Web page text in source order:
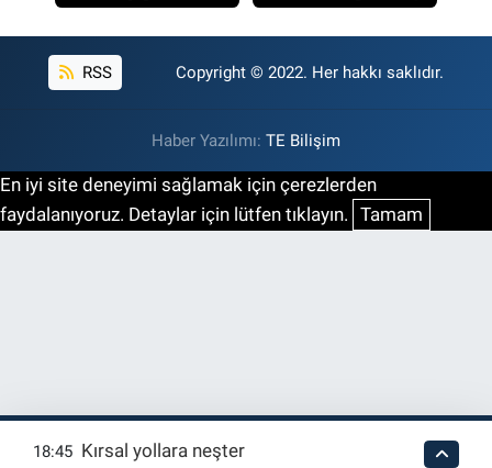
RSS Copyright © 2022. Her hakkı saklıdır.
Haber Yazılımı: TE Bilişim
En iyi site deneyimi sağlamak için çerezlerden
faydalanıyoruz. Detaylar için lütfen tıklayın. Tamam
18:45 Kırsal yollara neşter